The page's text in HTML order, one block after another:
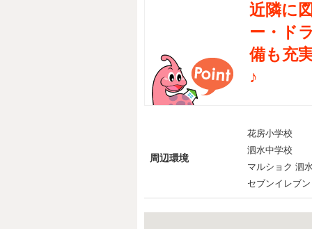
近隣に
ー・ド
備も充
♪
周辺環境
花房小学校
泗水中学校
マルショク 泗
セブンイレブ